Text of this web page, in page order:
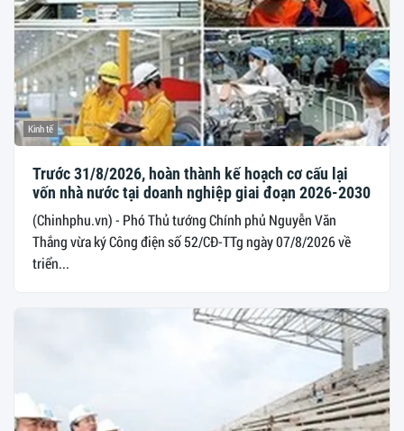
Kinh tế
Trước 31/8/2026, hoàn thành kế hoạch cơ cấu lại
vốn nhà nước tại doanh nghiệp giai đoạn 2026-2030
(Chinhphu.vn) - Phó Thủ tướng Chính phủ Nguyễn Văn
Thắng vừa ký Công điện số 52/CĐ-TTg ngày 07/8/2026 về
triển...